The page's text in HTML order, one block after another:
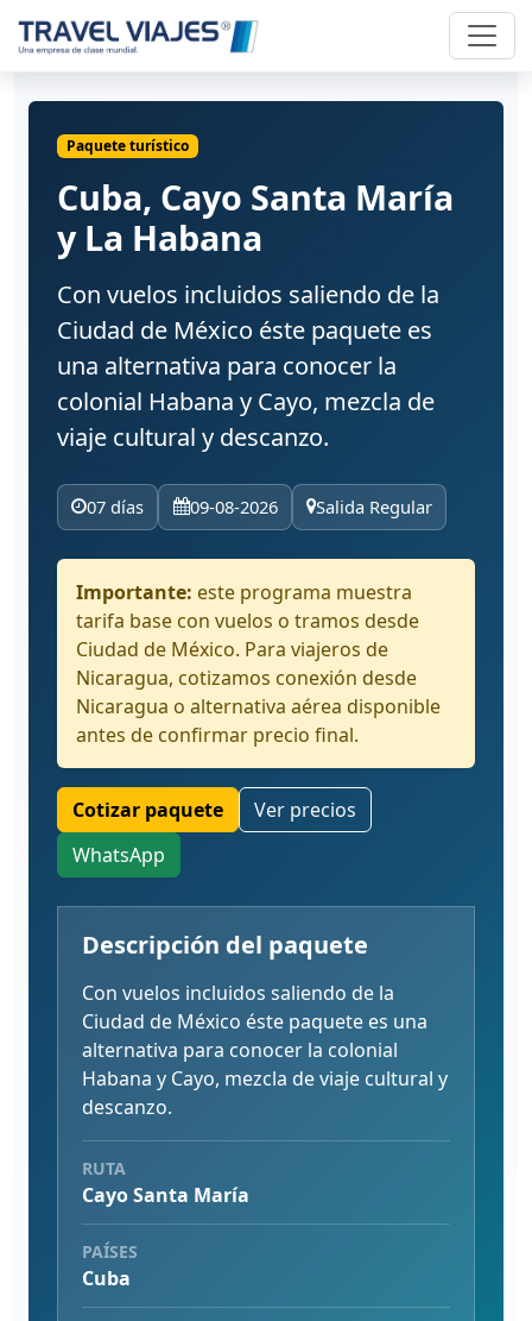
Paquete turístico
Cuba, Cayo Santa María
y La Habana
Con vuelos incluidos saliendo de la
Ciudad de México éste paquete es
una alternativa para conocer la
colonial Habana y Cayo, mezcla de
viaje cultural y descanzo.
07 días 09-08-2026 Salida Regular
Importante: este programa muestra
tarifa base con vuelos o tramos desde
Ciudad de México. Para viajeros de
Nicaragua, cotizamos conexión desde
Nicaragua o alternativa aérea disponible
antes de confirmar precio final.
Cotizar paquete
Ver precios
WhatsApp
Descripción del paquete
Con vuelos incluidos saliendo de la
Ciudad de México éste paquete es una
alternativa para conocer la colonial
Habana y Cayo, mezcla de viaje cultural y
descanzo.
RUTA
Cayo Santa María
PAÍSES
Cuba